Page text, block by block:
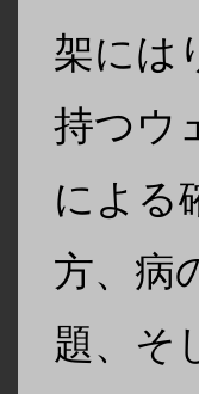
架には
持つウ
による
方、病
題、そ